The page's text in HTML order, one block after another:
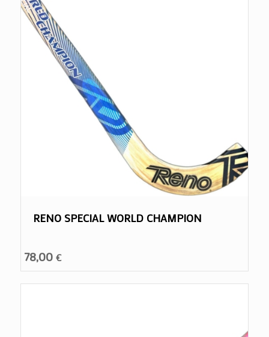
RENO SPECIAL WORLD CHAMPION
78,00 €